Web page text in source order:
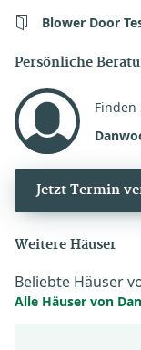
Blower Door
Persönliche
Jetzt Termin
Weitere Häuser
Beliebte Häuser
Alle Häuser von